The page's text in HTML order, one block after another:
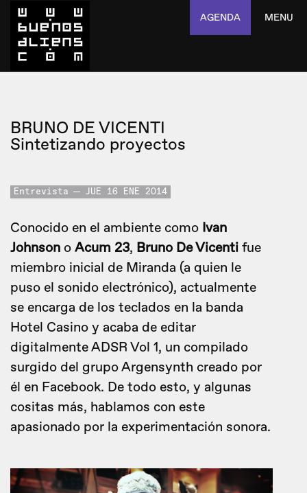
AGENDA MENU
BRUNO DE VICENTI
Sintetizando proyectos
Entrevista JUE 16 ENE 2014
Conocido en el ambiente como Ivan
Johnson o Acum 23, Bruno De Vicenti fue
miembro inicial de Miranda (a quien le
puso el sonido electrónico), actualmente
se encarga de los teclados en la banda
Hotel Casino y acaba de editar
digitalmente ADSR Vol 1, un compilado
surgido del grupo Argensynth creado por
él en Facebook. De todo esto, y algunas
cositas más, hablamos con este
apasionado por la experimentación sonora.